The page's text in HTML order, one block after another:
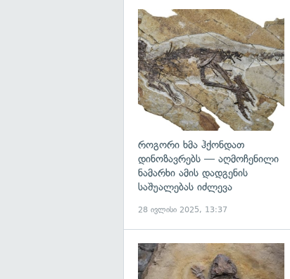
როგორი ხმა ჰქონდათ
დინოზავრებს — აღმოჩენილი
ნამარხი ამის დადგენის
საშუალებას იძლევა
28 ივლისი 2025, 13:37